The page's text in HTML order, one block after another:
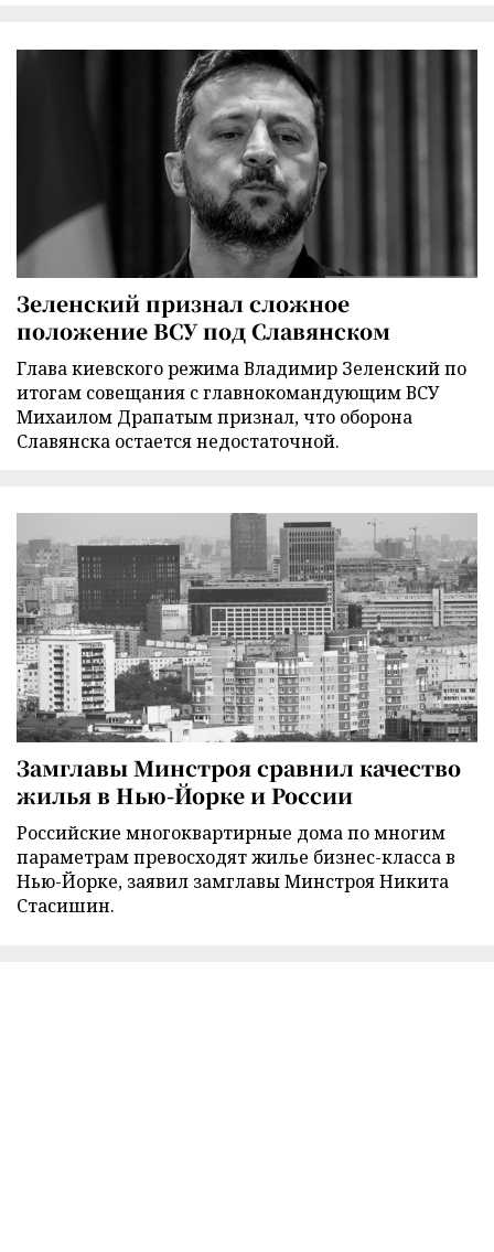
Зеленский признал сложное
положение ВСУ под Славянском
Глава киевского режима Владимир Зеленский по
итогам совещания с главнокомандующим ВСУ
Михаилом Драпатым признал, что оборона
Славянска остается недостаточной.
Замглавы Минстроя сравнил качество
жилья в Нью-Йорке и России
Российские многоквартирные дома по многим
параметрам превосходят жилье бизнес-класса в
Нью-Йорке, заявил замглавы Минстроя Никита
Стасишин.